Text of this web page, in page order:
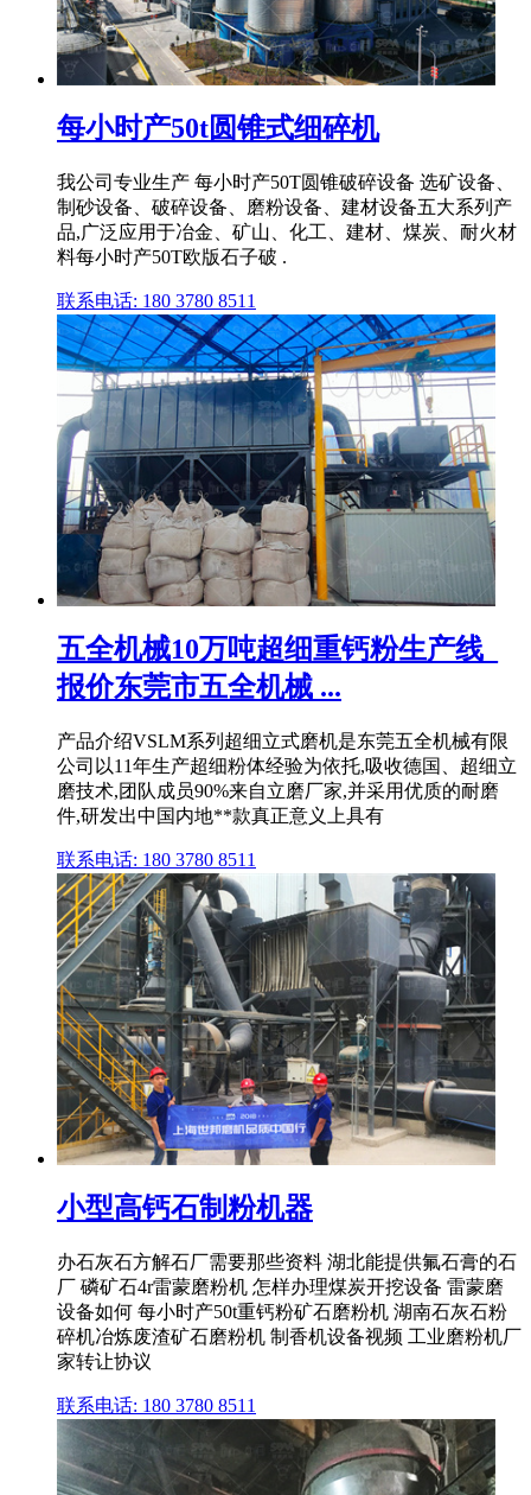
每小时产50t圆锥式细碎机
我公司专业生产 每小时产50T圆锥破碎设备 选矿设备、
制砂设备、破碎设备、磨粉设备、建材设备五大系列产
品,广泛应用于冶金、矿山、化工、建材、煤炭、耐火材
料每小时产50T欧版石子破 .
联系电话: 180 3780 8511
五全机械10万吨超细重钙粉生产线_
报价东莞市五全机械 ...
产品介绍VSLM系列超细立式磨机是东莞五全机械有限
公司以11年生产超细粉体经验为依托,吸收德国、超细立
磨技术,团队成员90%来自立磨厂家,并采用优质的耐磨
件,研发出中国内地**款真正意义上具有
联系电话: 180 3780 8511
小型高钙石制粉机器
办石灰石方解石厂需要那些资料 湖北能提供氟石膏的石
厂 磷矿石4r雷蒙磨粉机 怎样办理煤炭开挖设备 雷蒙磨
设备如何 每小时产50t重钙粉矿石磨粉机 湖南石灰石粉
碎机冶炼废渣矿石磨粉机 制香机设备视频 工业磨粉机厂
家转让协议
联系电话: 180 3780 8511